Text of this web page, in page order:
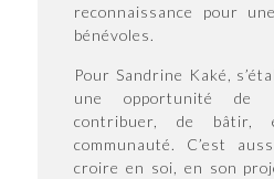
reconnaissance pour
bénévoles.
Pour Sandrine Kaké,
une opportunité de
contribuer, de
communauté. C’est
croire en soi, en son